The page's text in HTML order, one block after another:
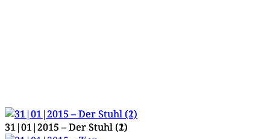
31|01|2015 – Der Stuhl (1)
31|01|2015 – Der Stuhl (2)